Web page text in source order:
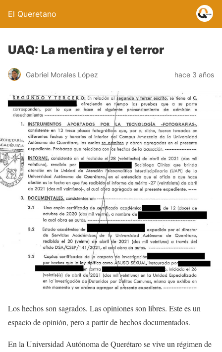
El Queretano
UAQ: La mentira y el terror
Gabriel Morales López hace 3 años
Los hechos son sagrados. Las opiniones son libres. Este es un
espacio de opinión, pero a partir de hechos documentados.
En la Universidad Autónoma de Querétaro se vive un régimen de